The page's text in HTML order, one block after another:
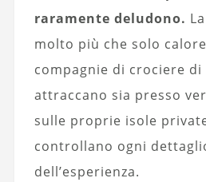
raramente deludono.
molto più che solo
compagnie di crociere di
attraccano sia presso
sulle proprie isole
controllano ogni
dell’esperienza.